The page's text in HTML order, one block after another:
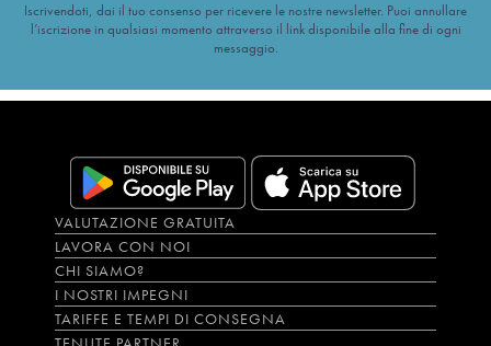
Iscrivendoti, dai il tuo consenso per ricevere le nostre newsletter. Puoi annullare
l’iscrizione in qualsiasi momento attraverso il link disponibile alla fine di ogni
messaggio.
VALUTAZIONE GRATUITA
LAVORA CON NOI
CHI SIAMO?
I NOSTRI IMPEGNI
TARIFFE E TEMPI DI CONSEGNA